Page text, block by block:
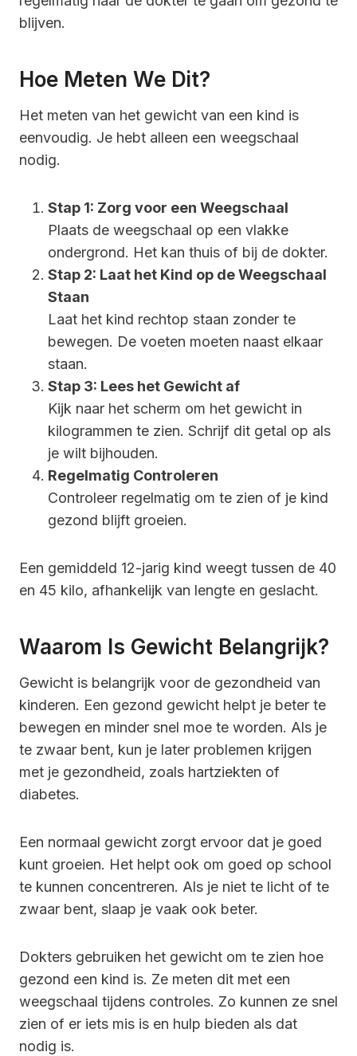
blijven.
Hoe Meten We Dit?
Het meten van het gewicht van een kind is
eenvoudig. Je hebt alleen een weegschaal
nodig.
Stap 1: Zorg voor een Weegschaal
Plaats de weegschaal op een vlakke
ondergrond. Het kan thuis of bij de dokter.
Stap 2: Laat het Kind op de Weegschaal
Staan
Laat het kind rechtop staan zonder te
bewegen. De voeten moeten naast elkaar
staan.
Stap 3: Lees het Gewicht af
Kijk naar het scherm om het gewicht in
kilogrammen te zien. Schrijf dit getal op als
je wilt bijhouden.
Regelmatig Controleren
Controleer regelmatig om te zien of je kind
gezond blijft groeien.
Een gemiddeld 12-jarig kind weegt tussen de 40
en 45 kilo, afhankelijk van lengte en geslacht.
Waarom Is Gewicht Belangrijk?
Gewicht is belangrijk voor de gezondheid van
kinderen. Een gezond gewicht helpt je beter te
bewegen en minder snel moe te worden. Als je
te zwaar bent, kun je later problemen krijgen
met je gezondheid, zoals hartziekten of
diabetes.
Een normaal gewicht zorgt ervoor dat je goed
kunt groeien. Het helpt ook om goed op school
te kunnen concentreren. Als je niet te licht of te
zwaar bent, slaap je vaak ook beter.
Dokters gebruiken het gewicht om te zien hoe
gezond een kind is. Ze meten dit met een
weegschaal tijdens controles. Zo kunnen ze snel
zien of er iets mis is en hulp bieden als dat
nodig is.